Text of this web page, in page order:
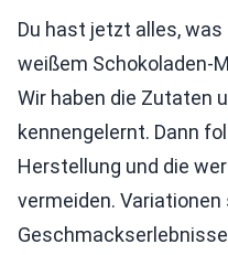
Du hast jetzt alles,
weißem Schokoladen-
Wir haben die Zutaten
kennengelernt. Dann
Herstellung und die
vermeiden.